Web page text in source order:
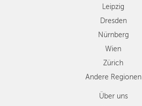
Leipzig
Dresden
Nürnberg
Wien
Zürich
Andere Regionen
Über uns